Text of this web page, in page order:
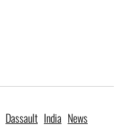
Dassault India News